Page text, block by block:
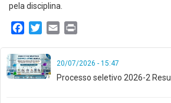
pela disciplina.
FacebookTwitterEmail
20/07/2026 - 15:47
Processo seletivo 2026-2